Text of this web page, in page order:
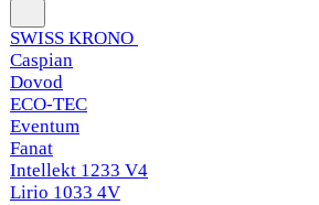
SWISS KRONO
Caspian
Dovod
ECO-TEC
Eventum
Fanat
Intellekt 1233 V4
Lirio 1033 4V